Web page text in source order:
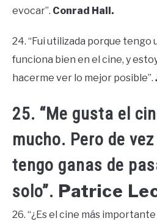
evocar”. Conrad Hall.
24. “Fui utilizada porque tengo
funciona bien en el cine, y
hacerme ver lo mejor posible”.
25. “Me gusta el
mucho. Pero de
tengo ganas de
solo”. Patrice
26. “¿Es el cine más importante